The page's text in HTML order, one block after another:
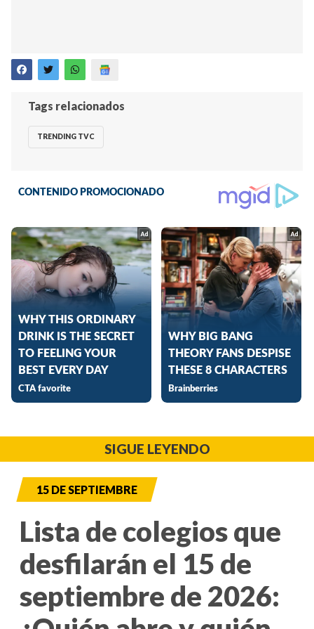
Tags relacionados
TRENDING TVC
SIGUE LEYENDO
15 DE SEPTIEMBRE
Lista de colegios que
desfilarán el 15 de
septiembre de 2026: